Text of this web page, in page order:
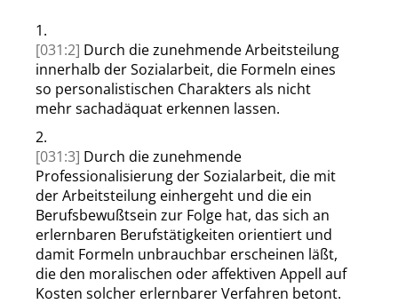
1.
[031:2] Durch die zunehmende Arbeitsteilung
innerhalb der Sozialarbeit, die Formeln eines
so personalistischen Charakters als nicht
mehr sachadäquat erkennen lassen.
2.
[031:3] Durch die zunehmende
Professionalisierung der Sozialarbeit, die mit
der Arbeitsteilung einhergeht und die ein
Berufsbewußtsein zur Folge hat, das sich an
erlernbaren Berufstätigkeiten orientiert und
damit Formeln unbrauchbar erscheinen läßt,
die den moralischen oder affektiven Appell auf
Kosten solcher erlernbarer Verfahren betont.